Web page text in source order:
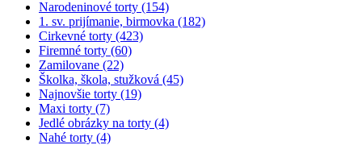
Narodeninové torty (154)
1. sv. prijímanie, birmovka (182)
Cirkevné torty (423)
Firemné torty (60)
Zamilovane (22)
Školka, škola, stužková (45)
Najnovšie torty (19)
Maxi torty (7)
Jedlé obrázky na torty (4)
Nahé torty (4)